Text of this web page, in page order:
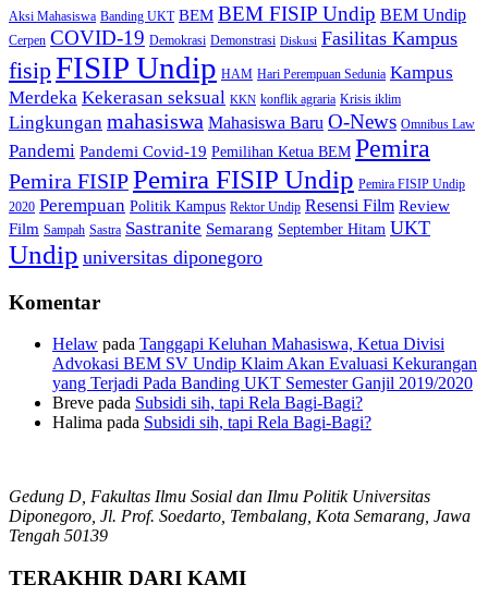
Aksi Mahasiswa Banding UKT BEM BEM FISIP Undip BEM Undip
Cerpen COVID-19 Demokrasi Demonstrasi Diskusi Fasilitas Kampus
fisipFISIP Undip HAM Hari Perempuan Sedunia Kampus
Merdeka Kekerasan seksual KKN konflik agraria Krisis iklim
Lingkungan mahasiswa Mahasiswa Baru O-News Omnibus Law
Pandemi Pandemi Covid-19 Pemilihan Ketua BEM Pemira
Pemira FISIPPemira FISIP Undip Pemira FISIP Undip
2020 Perempuan Politik Kampus Rektor Undip Resensi Film Review
Film Sampah Sastra Sastranite Semarang September Hitam UKT
Undip universitas diponegoro
Komentar
Helaw pada Tanggapi Keluhan Mahasiswa, Ketua Divisi
Advokasi BEM SV Undip Klaim Akan Evaluasi Kekurangan
yang Terjadi Pada Banding UKT Semester Ganjil 2019/2020
Breve pada Subsidi sih, tapi Rela Bagi-Bagi?
Halima pada Subsidi sih, tapi Rela Bagi-Bagi?
Gedung D, Fakultas Ilmu Sosial dan Ilmu Politik Universitas
Diponegoro, Jl. Prof. Soedarto, Tembalang, Kota Semarang, Jawa
Tengah 50139
TERAKHIR DARI KAMI